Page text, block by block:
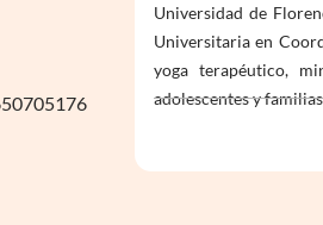
Universidad de
Universitaria en
yoga terapéutico,
adolescentes y